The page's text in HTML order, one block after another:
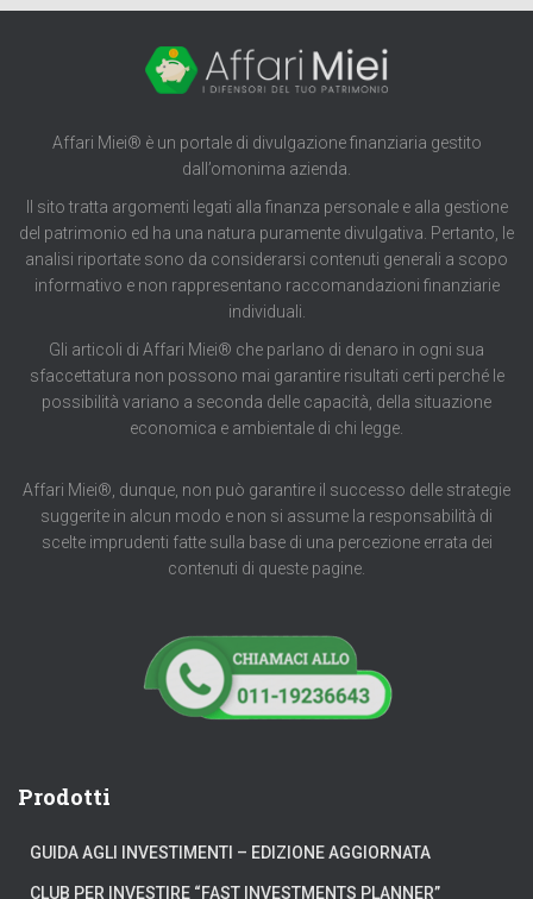
Affari Miei® è un portale di divulgazione finanziaria gestito
dall’omonima azienda.
Il sito tratta argomenti legati alla finanza personale e alla gestione
del patrimonio ed ha una natura puramente divulgativa. Pertanto, le
analisi riportate sono da considerarsi contenuti generali a scopo
informativo e non rappresentano raccomandazioni finanziarie
individuali.
Gli articoli di Affari Miei® che parlano di denaro in ogni sua
sfaccettatura non possono mai garantire risultati certi perché le
possibilità variano a seconda delle capacità, della situazione
economica e ambientale di chi legge.
Affari Miei®, dunque, non può garantire il successo delle strategie
suggerite in alcun modo e non si assume la responsabilità di
scelte imprudenti fatte sulla base di una percezione errata dei
contenuti di queste pagine.
Prodotti
GUIDA AGLI INVESTIMENTI – EDIZIONE AGGIORNATA
CLUB PER INVESTIRE “FAST INVESTMENTS PLANNER”